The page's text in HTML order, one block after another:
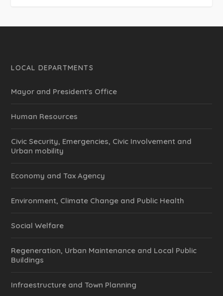
LOCAL DEPARTMENTS
Mayor and President's Office
Human Resources
Civic Security, Emergencies, Civic Involvement and
Urban mobility
Economy and Tax Agency
Environment, Climate Change and Public Health
Social Welfare
Regeneration, Urban Maintenance and Local Public
Buildings
Infraestructure and Town Planning